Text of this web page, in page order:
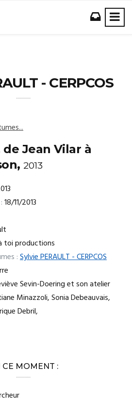
- CERPCOS
de Jean Vilar à
2013
18/11/2013
toi productions
:Sylvie PERAULT - CERPCOS
Sevin-Doering et son atelier
Minazzoli, Sonia Debeauvais,
Debril,
CE MOMENT :